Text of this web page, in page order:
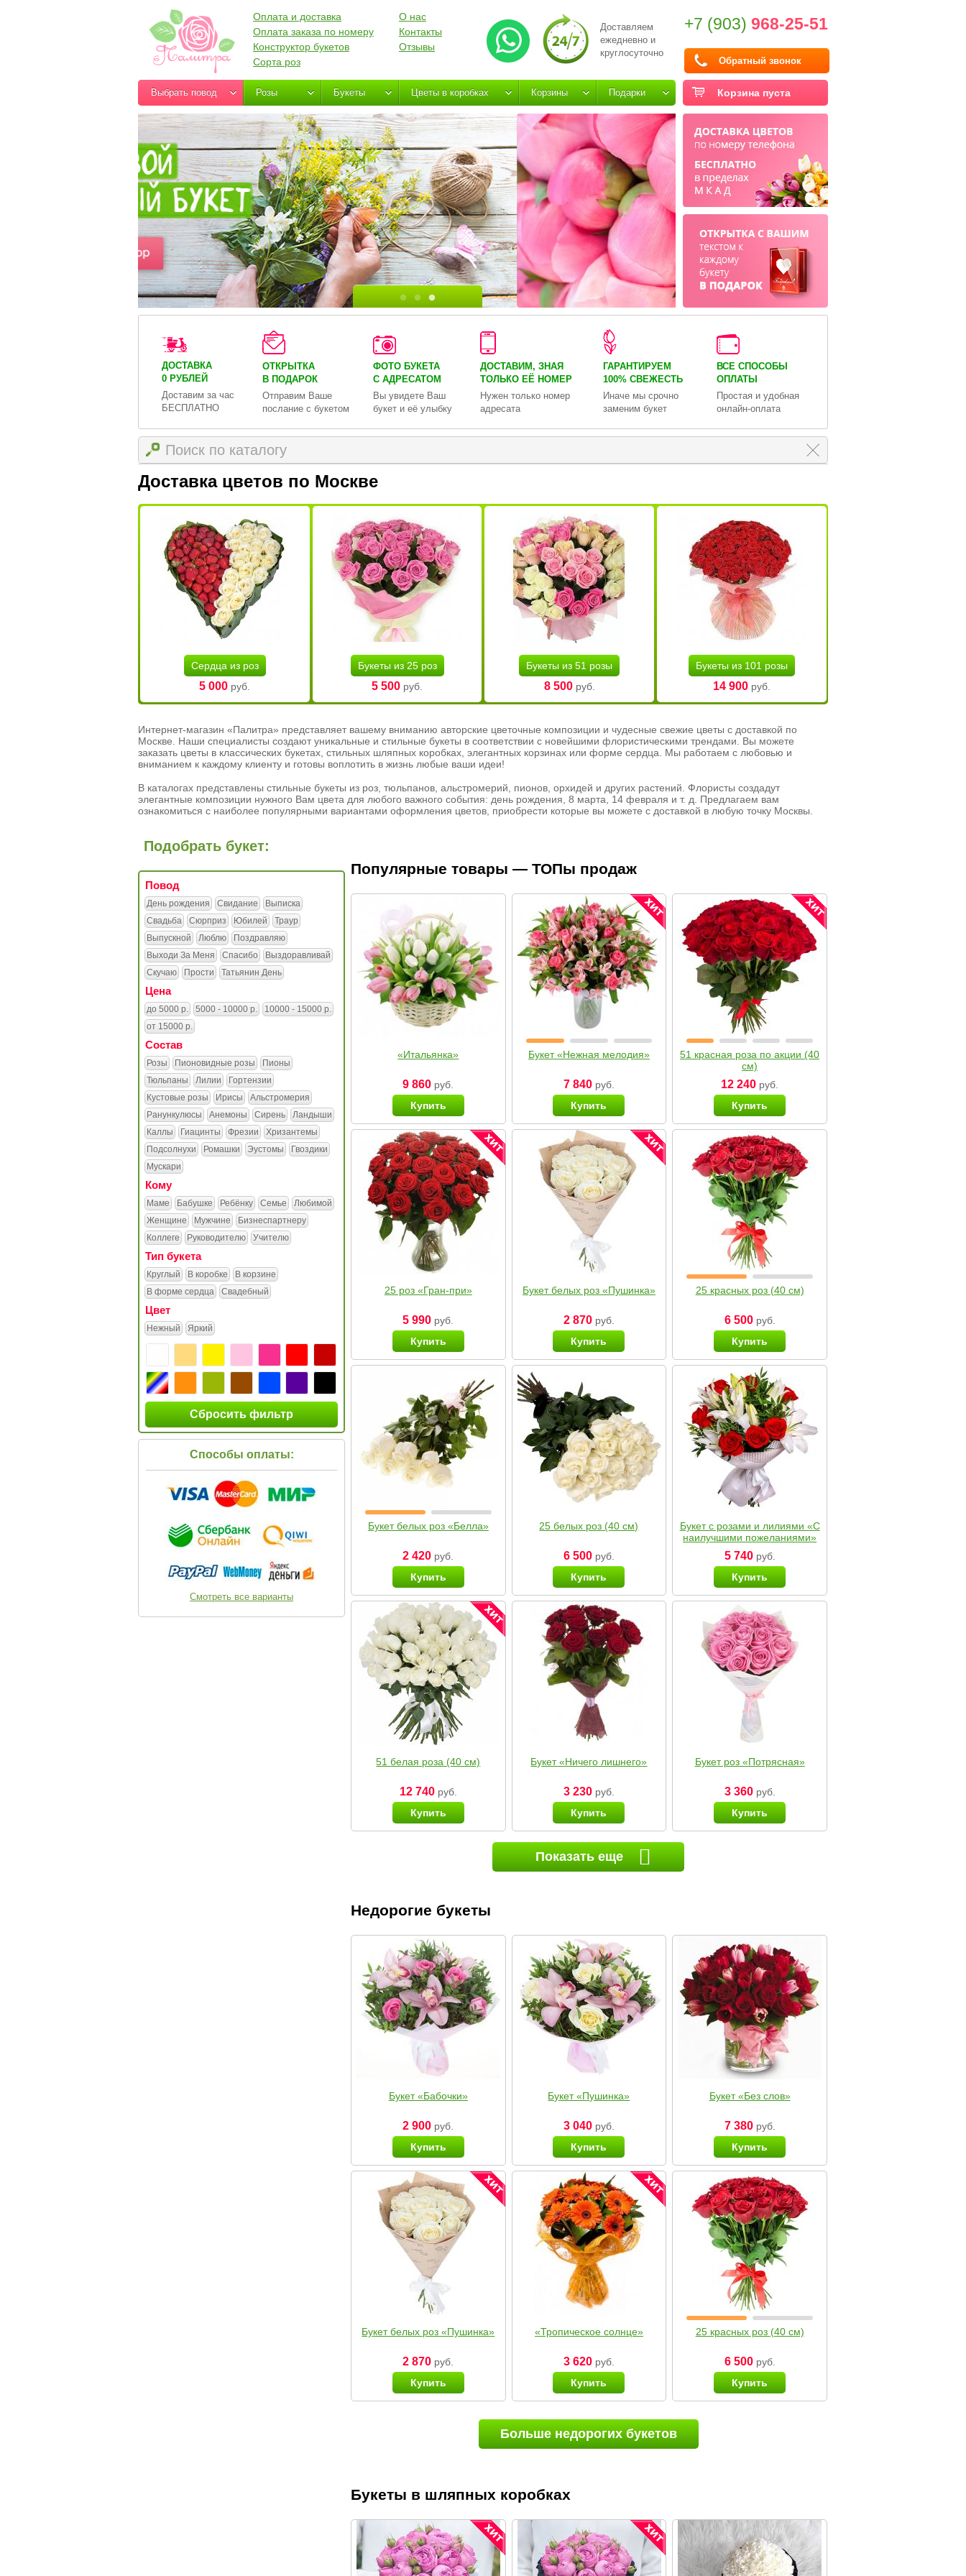
Доставляем
ежедневно и
круглосуточно
+7 (903) 968-25-51
Обратный звонок
Оплата и доставка
Оплата заказа по номеру
Конструктор букетов
Сорта роз
О нас
Контакты
Отзывы
Корзина пуста
Выбрать повод Розы Букеты Цветы в коробках Корзины Подарки
ДОСТАВКА
0 РУБЛЕЙ
Доставим за час
БЕСПЛАТНО
ОТКРЫТКА
В ПОДАРОК
Отправим Ваше
послание с букетом
ФОТО БУКЕТА
С АДРЕСАТОМ
Вы увидете Ваш
букет и её улыбку
ДОСТАВИМ, ЗНАЯ
ТОЛЬКО ЕЁ НОМЕР
Нужен только номер
адресата
ГАРАНТИРУЕМ
100% СВЕЖЕСТЬ
Иначе мы срочно
заменим букет
ВСЕ СПОСОБЫ
ОПЛАТЫ
Простая и удобная
онлайн-оплата
Доставка цветов по Москве
Сердца из роз
5 000 руб.
Букеты из 25 роз
5 500 руб.
Букеты из 51 розы
8 500руб.
Букеты из 101 розы
14 900руб.
Интернет-магазин «Палитра» представляет вашему вниманию авторские цветочные композиции и чудесные свежие цветы с доставкой по
Москве. Наши специалисты создают уникальные и стильные букеты в соответствии с новейшими флористическими трендами. Вы можете
заказать цветы в классических букетах, стильных шляпных коробках, элегантных корзинах или форме сердца. Мы работаем с любовью и
вниманием к каждому клиенту и готовы воплотить в жизнь любые ваши идеи!
В каталогах представлены стильные букеты из роз, тюльпанов, альстромерий, пионов, орхидей и других растений. Флористы создадут
элегантные композиции нужного Вам цвета для любого важного события: день рождения, 8 марта, 14 февраля и т. д. Предлагаем вам
ознакомиться с наиболее популярными вариантами оформления цветов, приобрести которые вы можете с доставкой в любую точку Москвы.
Подобрать букет:
Повод
День рождения Свидание
Выписка
Свадьба
Сюрприз Юбилей
Траур
Выпускной
Люблю
Поздравляю
Выходи За Меня
Спасибо
Выздоравливай
Скучаю
Прости Татьянин День
Цена
до 5000 р. 5000 - 10000 р.
10000 - 15000 р.
от 15000 р.
Состав
Розы Пионовидные розы
Пионы
Тюльпаны
Лилии
Гортензии
Кустовые розы
Ирисы
Альстромерия
Ранункулюсы
Анемоны Сирень
Ландыши
Каллы
Гиацинты Фрезии
Хризантемы
Подсолнухи
Ромашки Эустомы
Гвоздики
Мускари
Кому
Маме Бабушке Ребёнку Семье
Любимой
Женщине
Мужчине
Бизнеспартнеру
Коллеге
Руководителю Учителю
Тип букета
Круглый В коробке
В корзине
В форме сердца
Свадебный
Цвет
Нежный Яркий
Сбросить фильтр
Способы оплаты:
Смотреть все варианты
Популярные товары — ТОПы продаж
«Итальянка»
9 860 руб.
Купить
Букет «Нежная мелодия»
7 840руб.
Купить
51 красная роза по акции (40
см)
12 240 руб.
Купить
25 роз «Гран-при»
5 990 руб.
Купить
Букет белых роз «Пушинка»
2 870руб.
Купить
25 красных роз (40 см)
6 500руб.
Купить
Букет белых роз «Белла»
2 420 руб.
Купить
25 белых роз (40 см)
6 500руб.
Купить
Букет с розами и лилиями «С
наилучшими пожеланиями»
5 740руб.
Купить
51 белая роза (40 см)
12 740руб.
Купить
Букет «Ничего лишнего»
3 230руб.
Купить
Букет роз «Потрясная»
3 360руб.
Купить
Показать еще
Недорогие букеты
Букет «Бабочки»
2 900 руб.
Купить
Букет «Пушинка»
3 040руб.
Купить
Букет «Без слов»
7 380руб.
Купить
Букет белых роз «Пушинка»
2 870 руб.
Купить
«Тропическое солнце»
3 620руб.
Купить
25 красных роз (40 см)
6 500руб.
Купить
Больше недорогих букетов
Букеты в шляпных коробках